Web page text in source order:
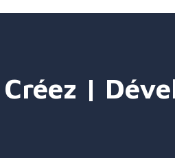
Créez |